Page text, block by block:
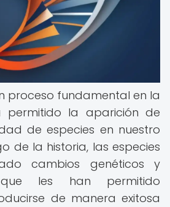
proceso fundamental en la
permitido la aparición de
de especies en nuestro
de la historia, las especies
cambios genéticos y
que les han permitido
de manera exitosa